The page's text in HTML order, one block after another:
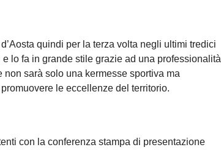
quindi per la terza volta negli ultimi tredici
lo fa in grande stile grazie ad una professionalità
sarà solo una kermesse sportiva ma
le eccellenze del territorio.
con la conferenza stampa di presentazione